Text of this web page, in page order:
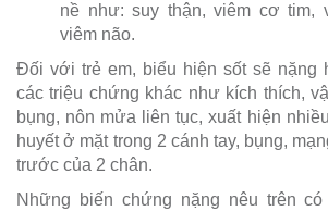
nề như: suy thận, viêm cơ tim,
viêm não.
Đối với trẻ em, biểu hiện sốt sẽ nặng
các triệu chứng khác như kích thích,
bụng, nôn mửa liên tục, xuất hiện
huyết ở mặt trong 2 cánh tay, bụng,
trước của 2 chân.
Những biến chứng nặng nêu trên